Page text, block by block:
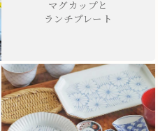
マグカップと
ランチプレート